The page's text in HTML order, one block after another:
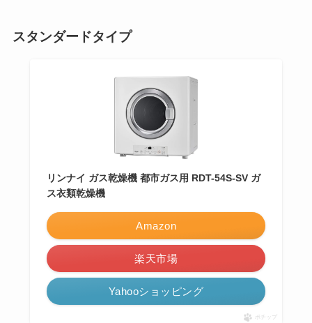
スタンダードタイプ
リンナイ ガス乾燥機 都市ガス用 RDT-54S-SV ガ
ス衣類乾燥機
Amazon
楽天市場
Yahooショッピング
ポチップ